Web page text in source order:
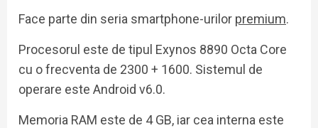
Face parte din seria smartphone-urilor premium.
Procesorul este de tipul Exynos 8890 Octa Core
cu o frecventa de 2300 + 1600. Sistemul de
operare este Android v6.0.
Memoria RAM este de 4 GB, iar cea interna este